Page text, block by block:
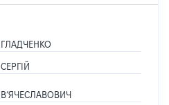
ГЛАДЧЕНКО
СЕРГІЙ
В’ЯЧЕСЛАВОВИЧ